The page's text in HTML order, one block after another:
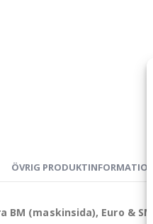
ÖVRIG PRODUKTINFORMATION
BM (maskinsida), Euro &